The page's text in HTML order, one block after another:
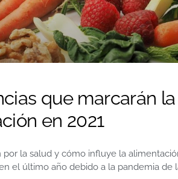
que marcarán la
en 2021
por la salud y cómo influye la
el último año debido a la pandemia de